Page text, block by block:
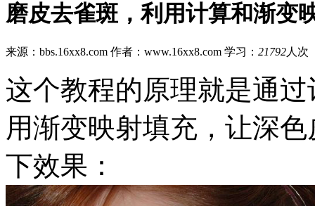
磨皮去雀斑，利用计算和渐变
来源：bbs.16xx8.com 作者：www.16xx8.com 学习： 21792人次
这个教程的原理就是通
用渐变映射填充，让深
下效果：